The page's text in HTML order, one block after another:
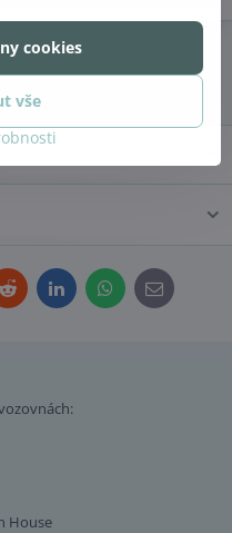
RedditLinkedInWhatsApp
E-
mail
House
cookies
vše